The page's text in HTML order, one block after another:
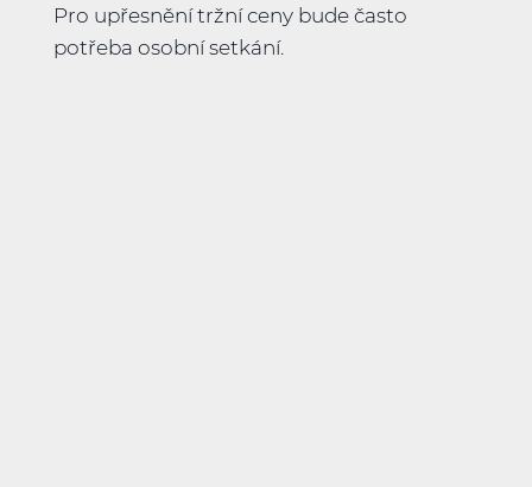
Pro upřesnění tržní ceny bude často
potřeba osobní setkání.